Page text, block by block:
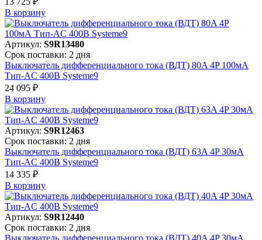
В корзинy
Артикул: S9R13480
Срок поставки: 2 дня
Выключатель дифференциального тока (ВДТ) 80A 4P 100мА
Тип-AC 400В Systeme9
24 095 ₽
В корзинy
Артикул: S9R12463
Срок поставки: 2 дня
Выключатель дифференциального тока (ВДТ) 63A 4P 30мА
Тип-AC 400В Systeme9
14 335 ₽
В корзинy
Артикул: S9R12440
Срок поставки: 2 дня
Выключатель дифференциального тока (ВДТ) 40A 4P 30мА